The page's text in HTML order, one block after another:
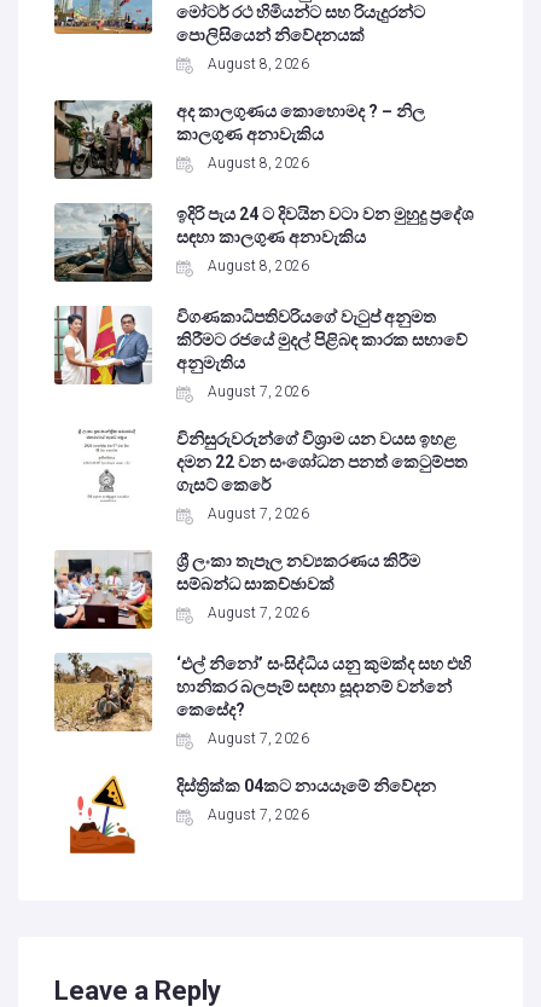
මෝටර් රථ හිමියන්ට සහ රියැදුරන්ට
පොලිසියෙන් නිවේදනයක්
August 8, 2026
අද කාලගුණය කොහොමද ? – නිල
කාලගුණ අනාවැකිය
August 8, 2026
ඉදිරි පැය 24 ට දිවයින වටා වන මුහුදු ප්‍රදේශ
සඳහා කාලගුණ අනාවැකිය
August 8, 2026
විගණකාධිපතිවරියගේ වැටුප් අනුමත
කිරීමට රජයේ මුදල් පිළිබඳ කාරක සභාවේ
අනුමැතිය
August 7, 2026
විනිසුරුවරුන්ගේ විශ්‍රාම යන වයස ඉහළ
දමන 22 වන සංශෝධන පනත් කෙටුම්පත
ගැසට් කෙරේ
August 7, 2026
ශ්‍රී ලංකා තැපෑල නව්‍යකරණය කිරීම
සම්බන්ධ සාකච්ඡාවක්
August 7, 2026
‘එල් නිනෝ’ සංසිද්ධිය යනු කුමක්ද සහ එහි
හානිකර බලපෑම් සඳහා සූදානම් වන්නේ
කෙසේද?
August 7, 2026
දිස්ත්‍රික්ක 04කට නායයෑමේ නිවේදන
August 7, 2026
Leave a Reply